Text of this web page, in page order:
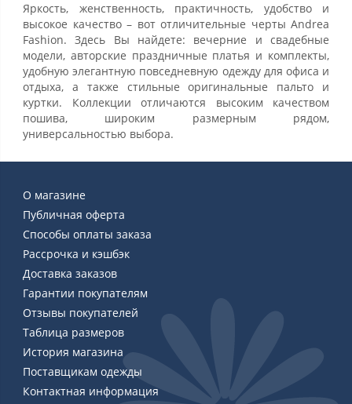
Яркость, женственность, практичность, удобство и
высокое качество – вот отличительные черты Andrea
Fashion. Здесь Вы найдете: вечерние и свадебные
модели, авторские праздничные платья и комплекты,
удобную элегантную повседневную одежду для офиса и
отдыха, а также стильные оригинальные пальто и
куртки. Коллекции отличаются высоким качеством
пошива, широким размерным рядом,
универсальностью выбора.
О магазине
Публичная оферта
Способы оплаты заказа
Рассрочка и кэшбэк
Доставка заказов
Гарантии покупателям
Отзывы покупателей
Таблица размеров
История магазина
Поставщикам одежды
Контактная информация